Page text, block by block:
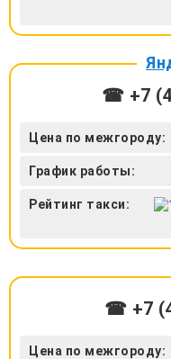
☎ +7
Цена по межгороду:
График работы:
Рейтинг такси:
☎ +7
Цена по межгороду: